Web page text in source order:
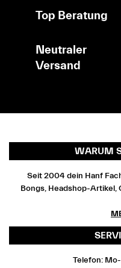
Top Beratung
Neutraler
Versand
WARUM
Seit 2004 dein Hanf
Bongs, Headshop-Artikel,
Telefon: